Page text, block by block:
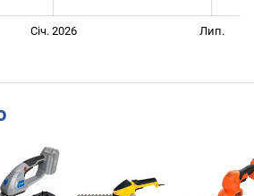
Січ. 2026 Лип.